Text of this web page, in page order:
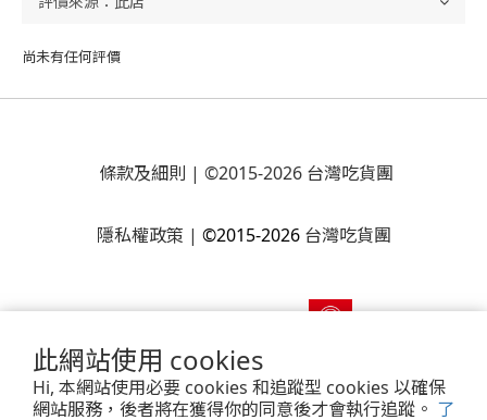
此網站使用 cookies
Hi, 本網站使用必要 cookies 和追蹤型 cookies 以確保
網站服務，後者將在獲得你的同意後才會執行追蹤。 了
尚未有任何評價
條款及細則 | ©2015-2026 台灣吃貨團
隱私權政策 | ©2015-2026台灣吃貨團